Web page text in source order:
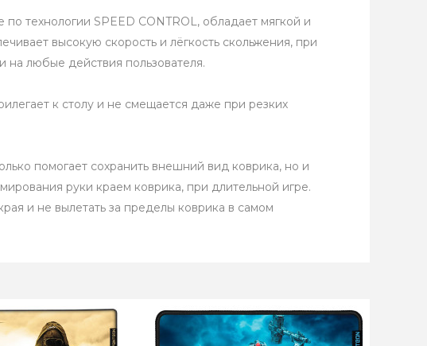
технологии SPEED CONTROL, обладает мягкой и
высокую скорость и лёгкость скольжения, при
любые действия пользователя.
к столу и не смещается даже при резких
помогает сохранить внешний вид коврика, но и
руки краем коврика, при длительной игре.
и не вылетать за пределы коврика в самом